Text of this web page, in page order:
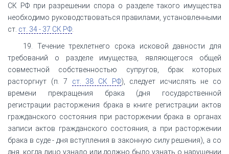
СК РФ при разрешении спора о разделе такого имущества
необходимо руководствоваться правилами, установленными
ст. ст. 34 - 37 СК РФ
19. Течение трехлетнего срока исковой давности для
требований о разделе имущества, являющегося общей
совместной собственностью супругов, брак которых
расторгнут (п. 7 ст. 38 СК РФ), следует исчислять не со
времени прекращения брака (дня государственной
регистрации расторжения брака в книге регистрации актов
гражданского состояния при расторжении брака в органах
записи актов гражданского состояния, а при расторжении
брака в суде - дня вступления в законную силу решения), а со
дня, когда лицо узнало или должно было узнать о нарушении